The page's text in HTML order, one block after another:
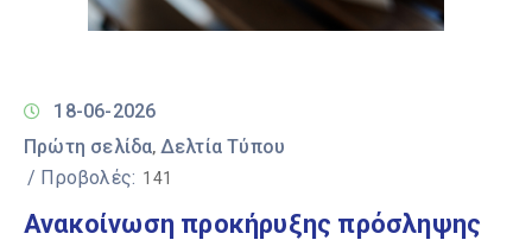
18-06-2026
Πρώτη σελίδα‚ Δελτία Τύπου
/ Προβολές: 141
Ανακοίνωση προκήρυξης πρόσληψης